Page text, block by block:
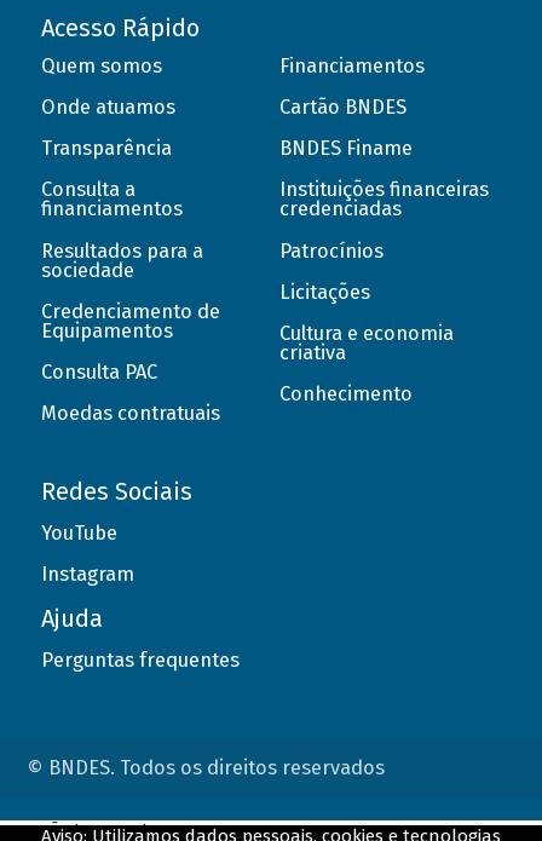
Acesso Rápido
Quem somos
Onde atuamos
Transparência
Consulta a
financiamentos
Resultados para a
sociedade
Credenciamento de
Equipamentos
Consulta PAC
Moedas contratuais
Financiamentos
Cartão BNDES
BNDES Finame
Instituições financeiras
credenciadas
Patrocínios
Licitações
Cultura e economia
criativa
Conhecimento
Redes Sociais
YouTube
Instagram
Ajuda
Perguntas frequentes
© BNDES. Todos os direitos reservados
Aviso: Utilizamos dados pessoais, cookies e tecnologias
ConteÃºdo complementar